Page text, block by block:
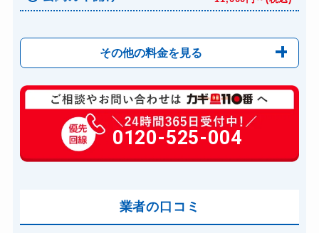
その他の料金を見る
玄関カギ修理 6,600円～(税込)
玄関カギ作成 14,300円～(税込)
玄関カギ交換 14,300円～(税込)
バイクカギ開け
0120-525-004
業者の口コミ